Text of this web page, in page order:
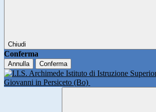
Chiudi
Conferma
Annulla Conferma
Istituto di Istruzione
Giovanni in Persiceto (Bo)